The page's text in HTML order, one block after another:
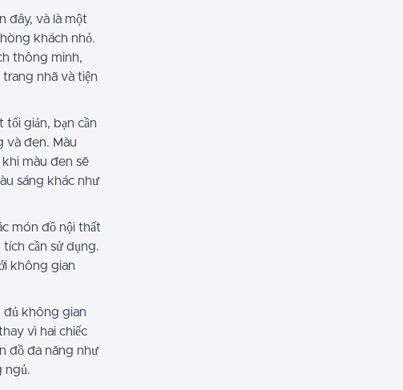
đây, và là một
khách nhỏ.
thông minh,
nhã và tiện
giản, bạn cần
và đen. Màu
màu đen sẽ
sáng khác như
món đồ nội thất
cần sử dụng.
không gian
đủ không gian
vì hai chiếc
đồ đa năng như
ngủ.